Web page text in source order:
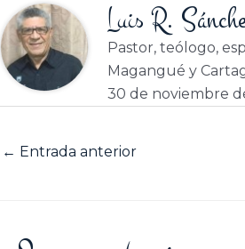
Luis R.
Pastor, teólogo,
Magangué y
30 de noviembre
← Entrada anterior